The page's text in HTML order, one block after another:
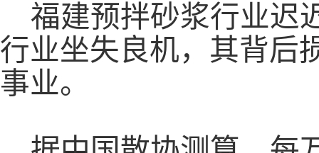
福建预拌砂浆行业迟
行业坐失良机，其背后
事业。